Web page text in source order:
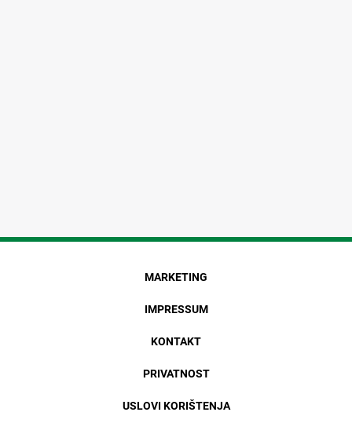
MARKETING
IMPRESSUM
KONTAKT
PRIVATNOST
USLOVI KORIŠTENJA